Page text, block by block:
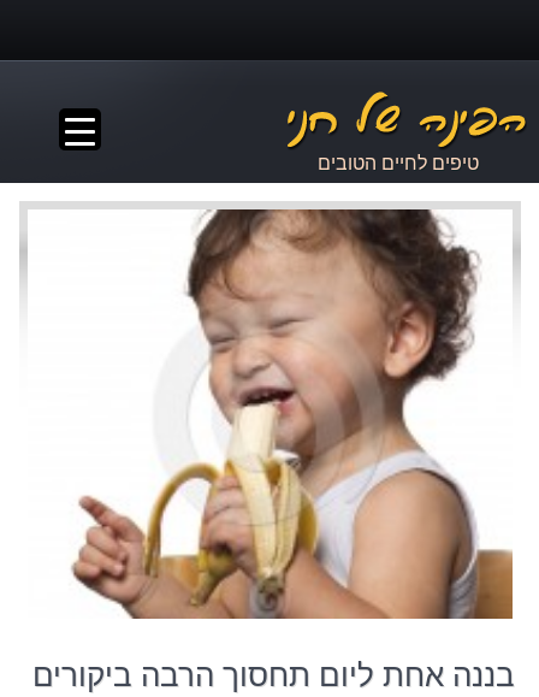
טיפים לחיים הטובים
בננה אחת ליום תחסוך הרבה ביקורים